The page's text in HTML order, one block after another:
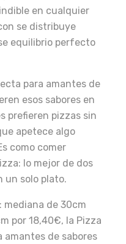
en cualquier
se distribuye
equilibrio perfecto
para amantes de
esos sabores en
prefieren pizzas sin
apetece algo
como comer
lo mejor de dos
un solo plato.
mediana de 30cm
por 18,40€, la Pizza
amantes de sabores